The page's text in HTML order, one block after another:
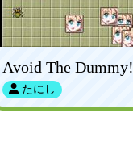
Avoid The Dummy!
たにし